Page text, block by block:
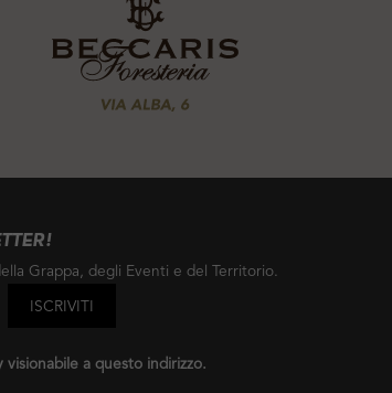
Grappa, degli Eventi e del Territorio.
visionabile a questo indirizzo.